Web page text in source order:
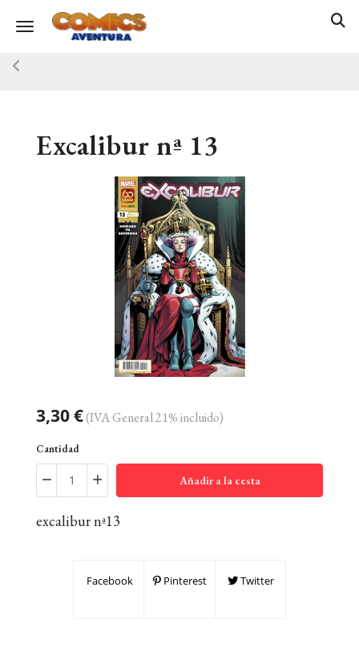
Toggle navigation
Excalibur nª 13
3,30 €(IVA General 21% incluido)
Cantidad
Añadir a la cesta
excalibur nª13
Facebook Pinterest Twitter